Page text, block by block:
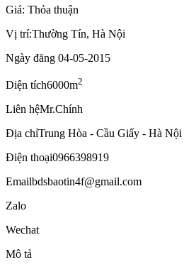
Giá: Thỏa thuận
Vị trí:Thường Tín, Hà Nội
Ngày đăng 04-05-2015
Diện tích6000m2
Liên hệMr.Chính
Địa chỉTrung Hòa - Cầu Giấy - Hà Nội
Điện thoại0966398919
Emailbdsbaotin4f@gmail.com
Zalo
Wechat
Mô tả